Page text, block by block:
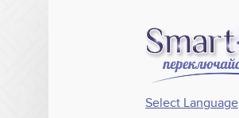
Select Language